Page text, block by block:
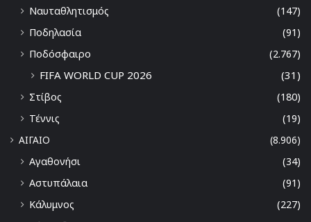
Ναυταθλητισμός
(147)
Ποδηλασία
(91)
Ποδόσφαιρο
(2.767)
FIFA WORLD CUP 2026 (31)
Στίβος
(180)
Τέννις
(19)
ΑΙΓΑΙΟ
(8.906)
Αγαθονήσι
(34)
Αστυπάλαια
(91)
Κάλυμνος
(227)